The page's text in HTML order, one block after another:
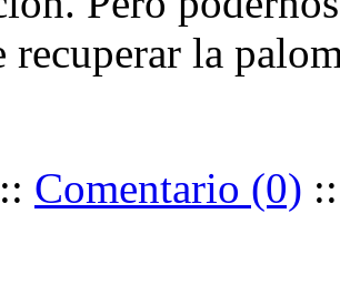
recuperar la
:: Comentario (0)